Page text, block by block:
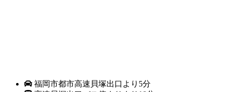
福岡市都市高速貝塚出口より5分